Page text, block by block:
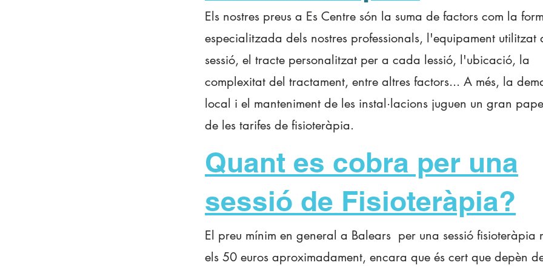
Els nostres preus a Es Centre són la suma de factors com la
especialitzada dels nostres professionals, l'equipament utilitzat
sessió, el tracte personalitzat per a cada lessió, l'ubicació, la
complexitat del tractament, entre altres factors... A més, la
local i el manteniment de les instal·lacions juguen un gran
de les tarifes de fisioteràpia.
Quant es cobra per una
sessió de Fisioteràpia?
El preu mínim en general a Balears per una sessió fisioteràpia
els 50 euros aproximadament, encara que és cert que depèn